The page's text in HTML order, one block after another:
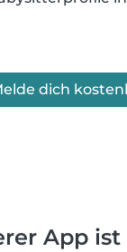
dich
App